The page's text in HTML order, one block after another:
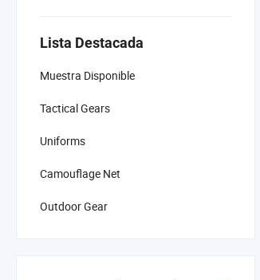
Lista Destacada
Muestra Disponible
Tactical Gears
Uniforms
Camouflage Net
Outdoor Gear